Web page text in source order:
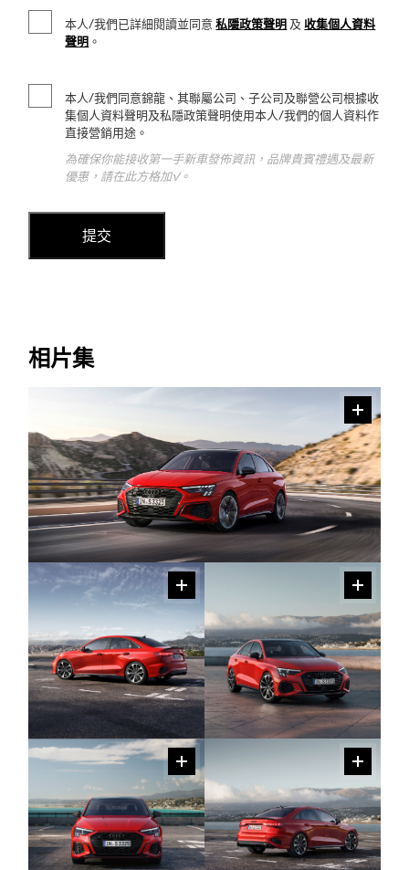
本人/我們已詳細閱讀並同意私隱政策聲明 及收集個人資料
聲明 。
本人/我們同意錦龍、其聯屬公司、子公司及聯營公司根據收
集個人資料聲明及私隱政策聲明使用本人/我們的個人資料作
直接營銷用途。
為確保你能接收第一手新車發佈資訊，品牌貴賓禮遇及最新
優惠，請在此方格加√。
提交
相片集